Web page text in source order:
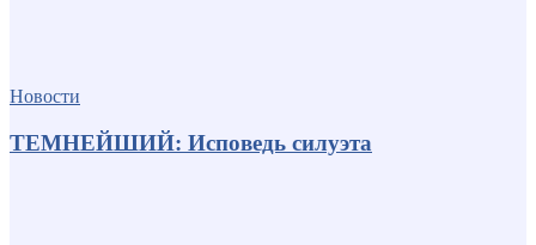
Новости
ТЕМНЕЙШИЙ: Исповедь силуэта